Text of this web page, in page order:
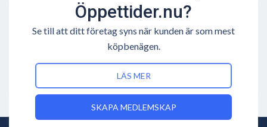
Öppettider.nu?
Se till att ditt företag syns när kunden är som mest
köpbenägen.
LÄS MER
SKAPA MEDLEMSKAP